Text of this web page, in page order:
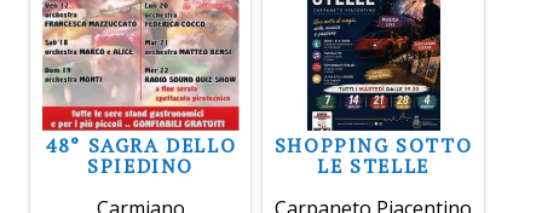
48° SAGRA DELLO
SPIEDINO
SHOPPING SOTTO
LE STELLE